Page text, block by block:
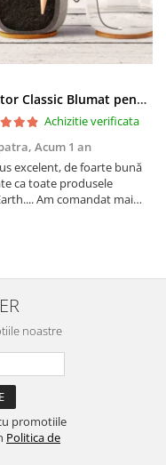
Irigator Classic Blumat pentru plante in ghiveci, debit 75ml pana la 125 ml/24 h
Achizitie verificata
Acum 1 an
excelent, de foarte bună
ca toate produsele
Am comandat mai
noastre
promotiile
Politica de